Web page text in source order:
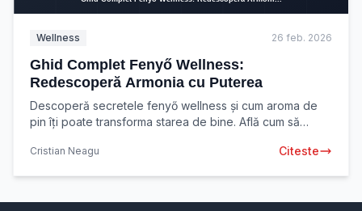
Wellness 26 feb. 2026
Ghid Complet Fenyő Wellness:
Redescoperă Armonia cu Puterea
Descoperă secretele fenyő wellness și cum aroma de
pin îți poate transforma starea de bine. Află cum să
Cristian Neagu Citeste